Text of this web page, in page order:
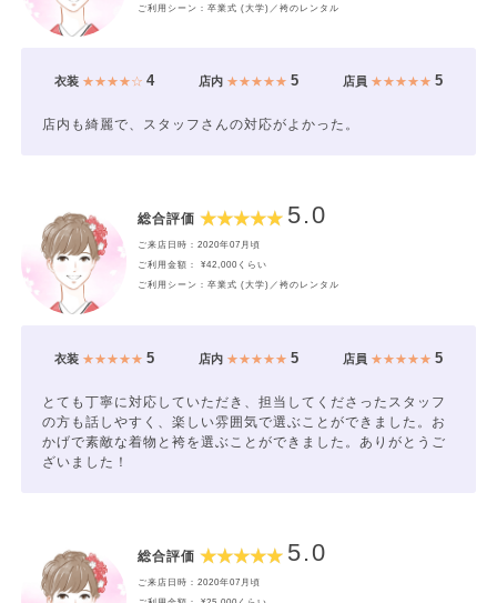
ご利用シーン：卒業式 (大学)／袴のレンタル
衣装★★★★☆ 4 店内★★★★★ 5 店員 ★★★★★5
店内も綺麗で、スタッフさんの対応がよかった。
総合評価 5.0
ご来店日時：2020年07月頃
ご利用金額： ¥42,000くらい
ご利用シーン：卒業式 (大学)／袴のレンタル
衣装★★★★★ 5 店内★★★★★ 5 店員 ★★★★★5
とても丁寧に対応していただき、担当してくださったスタッフ
の方も話しやすく、楽しい雰囲気で選ぶことができました。お
かげで素敵な着物と袴を選ぶことができました。ありがとうご
ざいました！
総合評価 5.0
ご来店日時：2020年07月頃